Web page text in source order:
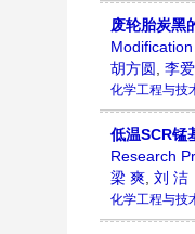
废轮胎炭黑
胡方圆, 李
化学工程与技
低温SCR锰
Research
梁 爽, 刘 洁
化学工程与技